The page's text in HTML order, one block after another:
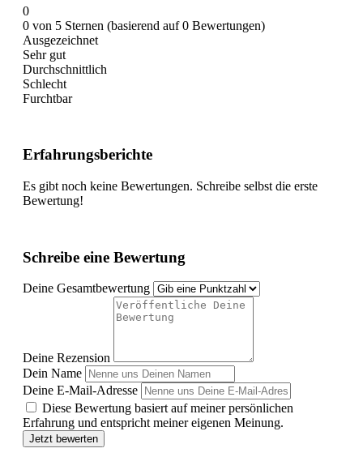
0
0 von 5 Sternen (basierend auf 0 Bewertungen)
Ausgezeichnet
Sehr gut
Durchschnittlich
Schlecht
Furchtbar
Erfahrungsberichte
Es gibt noch keine Bewertungen. Schreibe selbst die erste
Bewertung!
Schreibe eine Bewertung
Deine Gesamtbewertung
Deine Rezension
Dein Name
Deine E-Mail-Adresse
Diese Bewertung basiert auf meiner persönlichen
Erfahrung und entspricht meiner eigenen Meinung.
Jetzt bewerten